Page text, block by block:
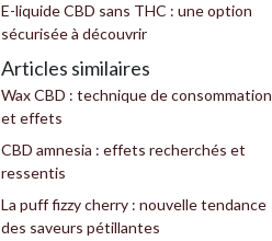
E-liquide CBD sans THC : une option
sécurisée à découvrir
Articles similaires
Wax CBD : technique de consommation
et effets
CBD amnesia : effets recherchés et
ressentis
La puff fizzy cherry : nouvelle tendance
des saveurs pétillantes